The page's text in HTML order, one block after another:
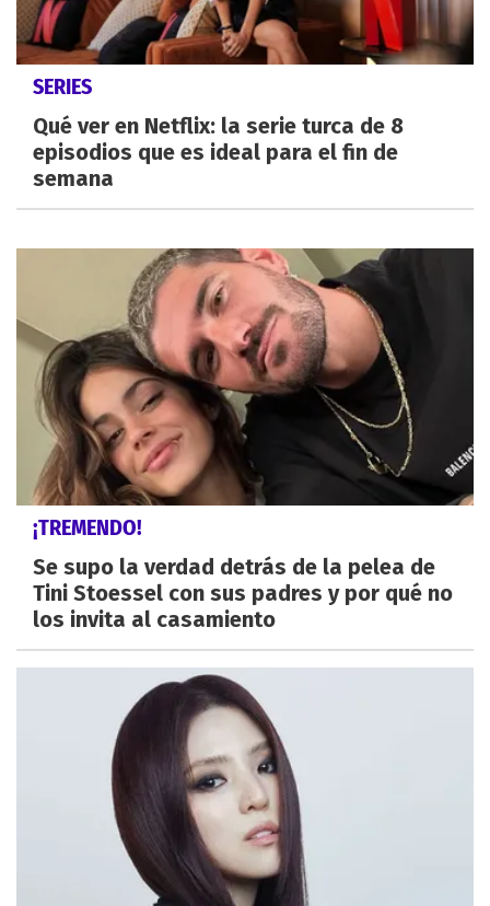
SERIES
Qué ver en Netflix: la serie turca de 8
episodios que es ideal para el fin de
semana
¡TREMENDO!
Se supo la verdad detrás de la pelea de
Tini Stoessel con sus padres y por qué no
los invita al casamiento